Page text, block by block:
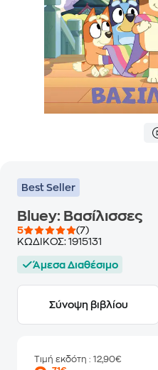
Best Seller
Bluey: Βασίλισσες
5
(7)
ΚΩΔΙΚΟΣ: 1915131
Άμεσα Διαθέσιμο
Σύνοψη βιβλίου
Τιμή εκδότη : 12,90€